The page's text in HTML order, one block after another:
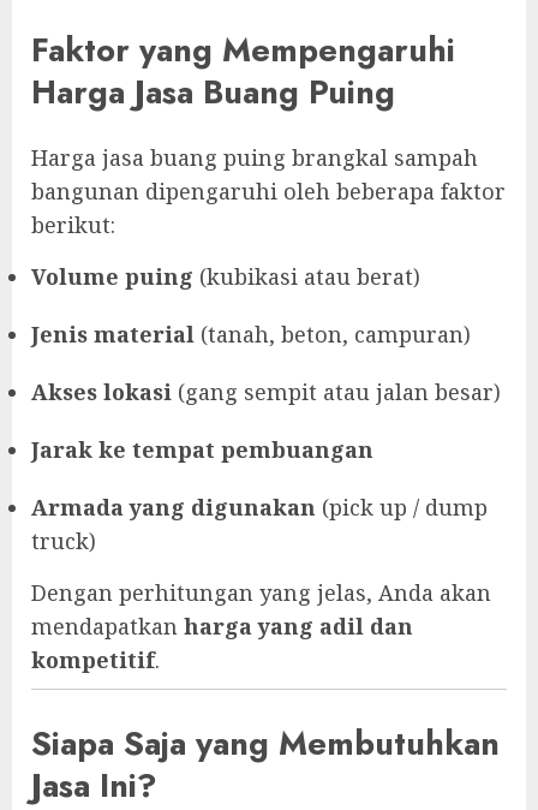
Faktor yang Mempengaruhi
Harga Jasa Buang Puing
Harga jasa buang puing brangkal sampah
bangunan dipengaruhi oleh beberapa faktor
berikut:
Volume puing (kubikasi atau berat)
Jenis material (tanah, beton, campuran)
Akses lokasi (gang sempit atau jalan besar)
Jarak ke tempat pembuangan
Armada yang digunakan (pick up / dump
truck)
Dengan perhitungan yang jelas, Anda akan
mendapatkan harga yang adil dan
kompetitif.
Siapa Saja yang Membutuhkan
Jasa Ini?